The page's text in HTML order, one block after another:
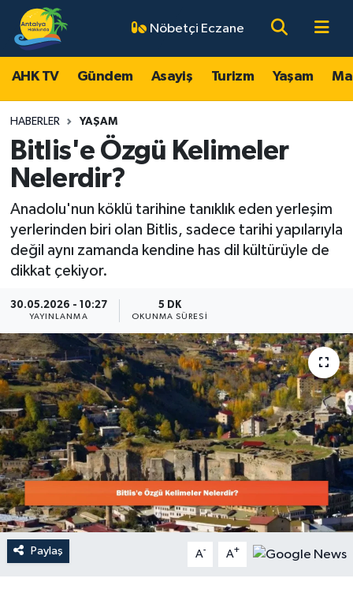
Nöbetçi Eczane
AHK TV Gündem Asayiş Turizm Yaşam
HABERLER YAŞAM
Bitlis'e Özgü Kelimeler
Nelerdir?
Anadolu'nun köklü tarihine tanıklık eden yerleşim
yerlerinden biri olan Bitlis, sadece tarihi yapılarıyla
değil aynı zamanda kendine has dil kültürüyle de
dikkat çekiyor.
30.05.2026 - 10:27
YAYINLANMA
5 DK
OKUNMA SÜRESI
Paylaş A- A+
AHK TV
Gündem
Asayiş
Turizm
Yaşam
Magazin
Ekonomi
Spor
Dünya
Resmi Reklamlar
Antalya Nöbetçi Eczaneler
Antalya Hava Durumu
Antalya Namaz Vakitleri
Antalya Trafik Yoğunluk Haritası
Süper Lig Puan Durumu ve Fikstür
Tüm Manşetler
Son Dakika Haberleri
Haber Arşivi